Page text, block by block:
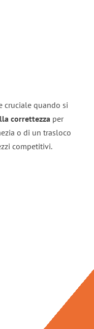
cruciale quando si
correttezza per
o di un trasloco
competitivi.